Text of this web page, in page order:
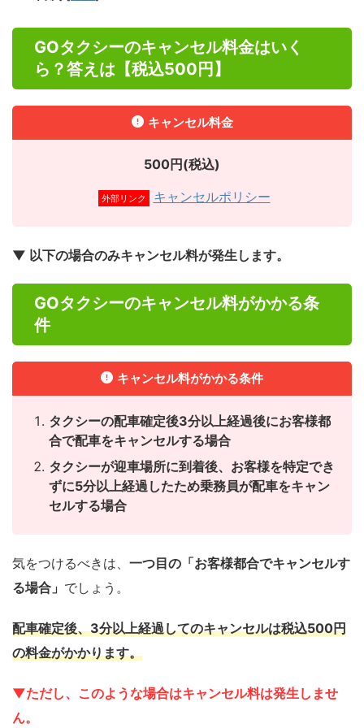
GOタクシーのキャンセル料金はいく
ら？答えは【税込500円】
キャンセル料金
500円(税込)
外部リンク キャンセルポリシー
▼ 以下の場合のみキャンセル料が発生します。
GOタクシーのキャンセル料がかかる条
件
キャンセル料がかかる条件
タクシーの配車確定後3分以上経過後にお客様都
合で配車をキャンセルする場合
タクシーが迎車場所に到着後、お客様を特定でき
ずに5分以上経過したため乗務員が配車をキャン
セルする場合
気をつけるべきは、 一つ目の「お客様都合でキャンセルす
る場合」 でしょう。
配車確定後、3分以上経過してのキャンセルは税込500円
の料金がかかります。
▼ただし、このような場合はキャンセル料は発生しませ
ん。